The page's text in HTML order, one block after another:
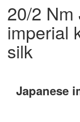
20/2 Nm
imperial
silk
Japanese